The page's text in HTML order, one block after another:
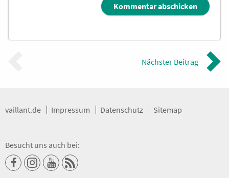
e
e
A
P
T
Nächster Beitrag
vaillant.de Impressum Datenschutz Sitemap
Besucht uns auch bei: